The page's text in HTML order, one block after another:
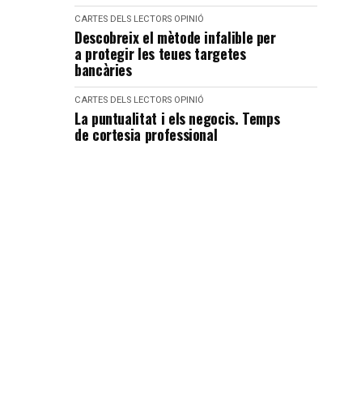
CARTES DELS LECTORS OPINIÓ
Descobreix el mètode infalible per
a protegir les teues targetes
bancàries
CARTES DELS LECTORS OPINIÓ
La puntualitat i els negocis. Temps
de cortesia professional